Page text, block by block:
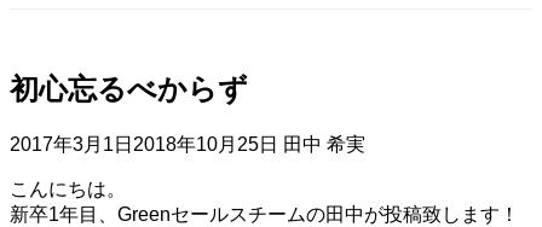
初心忘るべからず
2017年3月1日 2018年10月25日 田中 希実
こんにちは。
新卒1年目、Greenセールスチームの田中が投稿致します！